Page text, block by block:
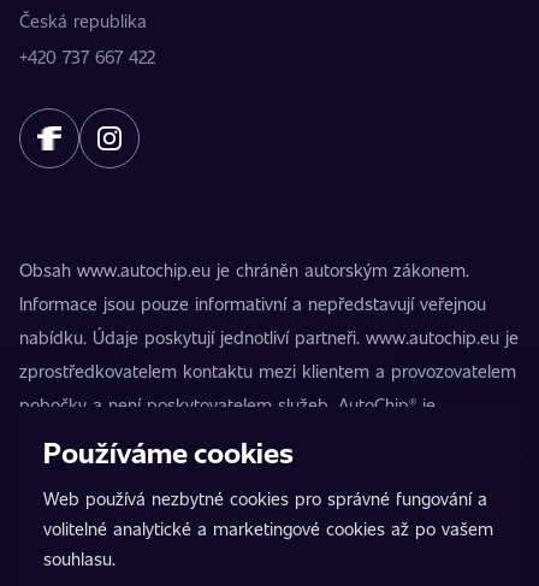
Česká republika
+420 737 667 422
Obsah www.autochip.eu je chráněn autorským zákonem.
Informace jsou pouze informativní a nepředstavují veřejnou
nabídku. Údaje poskytují jednotliví partneři. www.autochip.eu je
zprostředkovatelem kontaktu mezi klientem a provozovatelem
pobočky a není poskytovatelem služeb. AutoChip® je
registrovaná ochranná známka Petra Kučery. Úpravy, které
nezpůsobilosti vozidla k provozu na pozemních komunikacích.
Přesné informace poskytuje vždy konkrétní provozovatel
pobočky.
Používáme cookies
Web používá nezbytné cookies pro správné fungování a
volitelné analytické a marketingové cookies až po vašem
souhlasu.